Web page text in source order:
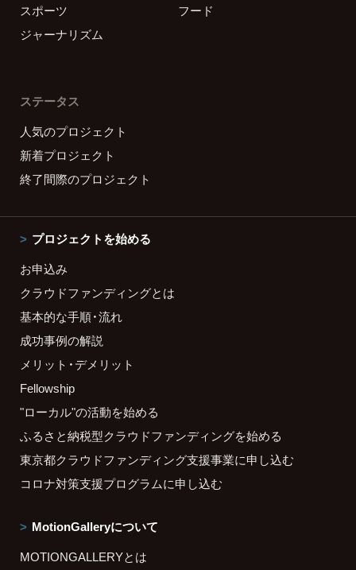
スポーツ
フード
ジャーナリズム
ステータス
人気のプロジェクト
新着プロジェクト
終了間際のプロジェクト
プロジェクトを始める
お申込み
クラウドファンディングとは
基本的な手順・流れ
成功事例の解説
メリット・デメリット
Fellowship
"ローカル"の活動を始める
ふるさと納税型クラウドファンディングを始める
東京都クラウドファンディング支援事業に申し込む
コロナ対策支援プログラムに申し込む
MotionGalleryについて
MOTIONGALLERYとは